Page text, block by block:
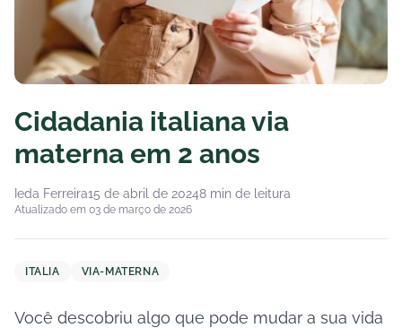
Cidadania italiana via
materna em 2 anos
Ieda Ferreira15 de abril de 20248 min de leitura
Atualizado em 03 de março de 2026
ITALIA VIA-MATERNA
Você descobriu algo que pode mudar a sua vida